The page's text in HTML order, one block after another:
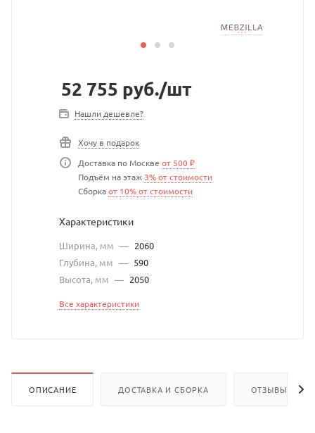
52 755 руб./шт
Нашли дешевле?
Хочу в подарок
Доставка по Москве от 500 ₽
Подъём на этаж 3% от стоимости
Сборкаот 10% от стоимости
Характеристики
Ширина, мм — 2060
Глубина, мм — 590
Высота, мм — 2050
Все характеристики
ОПИСАНИЕ ДОСТАВКА И СБОРКА ОТЗЫВЫ